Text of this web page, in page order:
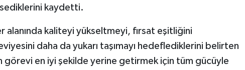
kaydetti.
alanında kaliteyi yükseltmeyi, fırsat eşitliğini
daha da yukarı taşımayı hedeflediklerini belirten
görevi en iyi şekilde yerine getirmek için tüm gücüyle